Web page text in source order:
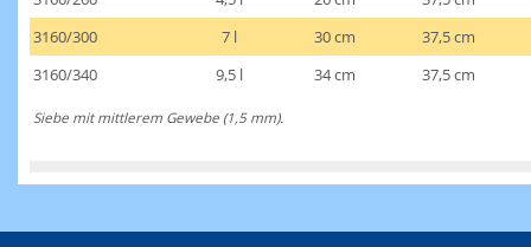
3160/300
7 l 30 cm
37,5 cm
3160/340
9,5 l 34 cm 37,5 cm
Siebe mit mittlerem Gewebe (1,5 mm).